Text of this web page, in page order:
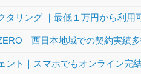
タリング ｜最低１万円から利用
｜西日本地域での契約実績
ント｜スマホでもオンライン完